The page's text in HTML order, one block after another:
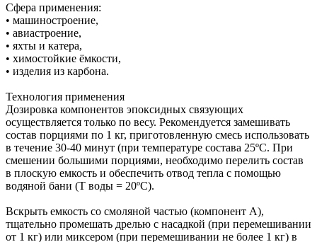
Сфера применения:
• машиностроение,
• авиастроение,
• яхты и катера,
• химостойкие ёмкости,
• изделия из карбона.
Технология применения
Дозировка компонентов эпоксидных связующих
осуществляется только по весу. Рекомендуется замешивать
состав порциями по 1 кг, приготовленную смесь использовать
в течение 30-40 минут (при температуре состава 25ºС. При
смешении большими порциями, необходимо перелить состав
в плоскую емкость и обеспечить отвод тепла с помощью
водяной бани (Т воды = 20ºС).
Вскрыть емкость со смоляной частью (компонент А),
тщательно промешать дрелью с насадкой (при перемешивании
от 1 кг) или миксером (при перемешивании не более 1 кг) в